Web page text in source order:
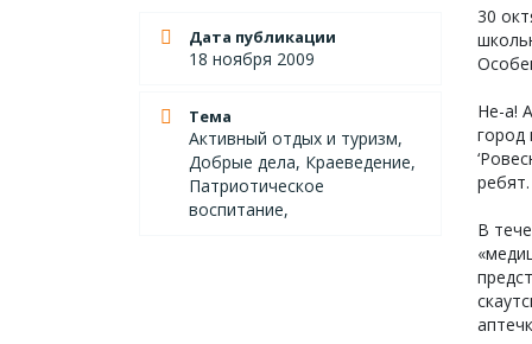
Дата публикации
18 ноября 2009
Тема
Активный отдых и туризм,
Добрые дела, Краеведение,
Патриотическое
воспитание,
30
Не-а!
город
В